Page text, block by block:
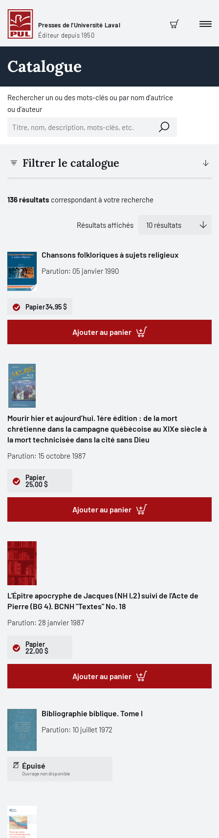
Presses de l'Université Laval
Éditeur depuis 1950
Panier
Catalogue
Rechercher un ou des mots-clés ou par nom d'autrice
ou d'auteur
Filtrer le catalogue
136 résultats correspondant à votre recherche
Résultats affichés
Chansons folkloriques à sujets religieux
Parution: 05 janvier 1990
Papier34,95 $
Ajouter au panier
Mourir hier et aujourd’hui. 1ère édition : de la mort
chrétienne dans la campagne québécoise au XIXe siècle à
la mort technicisée dans la cité sans Dieu
Parution: 15 octobre 1987
Papier
25,00 $
Ajouter au panier
L'Épître apocryphe de Jacques (NH I,2) suivi de l'Acte de
Pierre (BG 4). BCNH "Textes" No. 18
Parution: 28 janvier 1987
Papier
22,00 $
Ajouter au panier
Bibliographie biblique. Tome I
Parution: 10 juillet 1972
Épuisé
Ouvrage non disponible